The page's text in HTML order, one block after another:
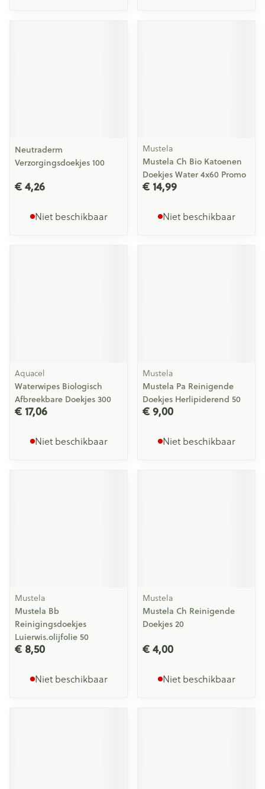
Neutraderm
Verzorgingsdoekjes 100
€ 4,26
Niet beschikbaar
Mustela
Mustela Ch Bio Katoenen
Doekjes Water 4x60 Promo
€ 14,99
Niet beschikbaar
Aquacel
Waterwipes Biologisch
Afbreekbare Doekjes 300
€ 17,06
Niet beschikbaar
Mustela
Mustela Pa Reinigende
Doekjes Herlipiderend 50
€ 9,00
Niet beschikbaar
Mustela
Mustela Bb
Reinigingsdoekjes
Luierwis.olijfolie 50
€ 8,50
Niet beschikbaar
Mustela
Mustela Ch Reinigende
Doekjes 20
€ 4,00
Niet beschikbaar